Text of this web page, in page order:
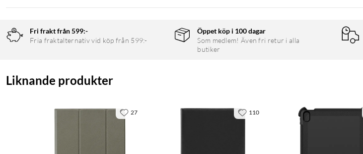
Fri frakt från 599:-
Fria fraktalternativ vid köp från 599:-
Öppet köp i 100 dagar
Som medlem! Även fri retur i alla
butiker
Liknande produkter
27 110